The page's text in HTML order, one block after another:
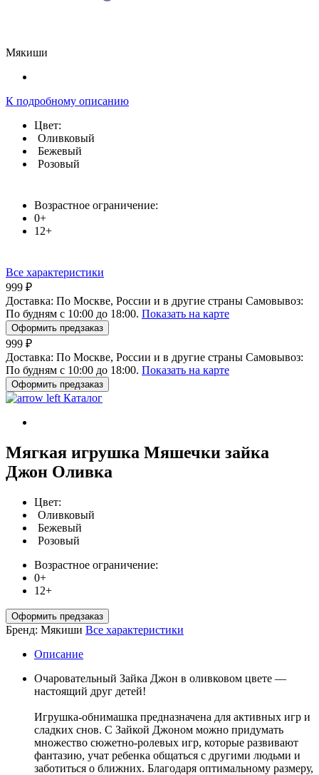
Мякиши
К подробному описанию
Цвет:
Оливковый
Бежевый
Розовый
Возрастное ограничение:
0+
12+
Все характеристики
999 ₽
Доставка: По Москве, России и в другие страны Самовывоз:
По будням с 10:00 до 18:00. Показать на карте
Оформить предзаказ
999 ₽
Доставка: По Москве, России и в другие страны Самовывоз:
По будням с 10:00 до 18:00. Показать на карте
Оформить предзаказ
Каталог
Мягкая игрушка Мяшечки зайка
Джон Оливка
Цвет:
Оливковый
Бежевый
Розовый
Возрастное ограничение:
0+
12+
Оформить предзаказ
Бренд: Мякиши Все характеристики
Описание
Очаровательный Зайка Джон в оливковом цвете —
настоящий друг детей!
Игрушка-обнимашка предназначена для активных игр и
сладких снов. С Зайкой Джоном можно придумать
множество сюжетно-ролевых игр, которые развивают
фантазию, учат ребенка общаться с другими людьми и
заботиться о ближних. Благодаря оптимальному размеру,